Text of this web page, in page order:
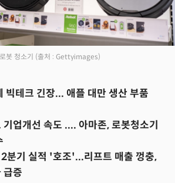
봇 청소기 (출처 : Gettyimages)
빅테크 긴장... 애플 대만 생산 부품
업개선 속도 .... 아마존, 로봇청소기
분기 실적 '호조'...리프트 매출 껑충,
급증